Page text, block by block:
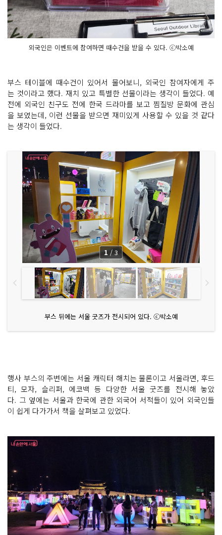
외국인은 이벤트에 참여하면 때수건을 받을 수 있다. ⓒ박소예
부스 테이블에 때수건이 있어서 물어보니, 외국인 참여자에게 주
는 것이라고 했다. 재치 있고 특별한 선물이라는 생각이 들었다. 예
전에 외국인 친구도 전에 한국 드라마를 보고 찜질방 문화에 관심
을 보였는데, 이런 선물을 받으면 재미있게 사용할 수 있을 것 같다
는 생각이 들었다.
부스 뒤에는 서울 굿즈가 전시되어 있다. ⓒ박소예
1 / 3
행사 부스의 주변에는 서울 캐릭터 해치는 물론이고 서울라면, 후드
티, 모자, 슬리퍼, 에코백 등 다양한 서울 굿즈를 전시해 놓았
다. 그 옆에는 서울과 한국에 관한 외국어 서적들이 있어 외국인들
이 쉽게 다가가서 책을 살펴보고 있었다.